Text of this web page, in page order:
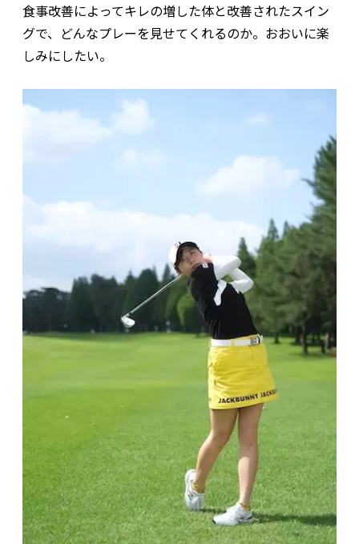
食事改善によってキレの増した体と改善されたスイン
グで、どんなプレーを見せてくれるのか。おおいに楽
しみにしたい。